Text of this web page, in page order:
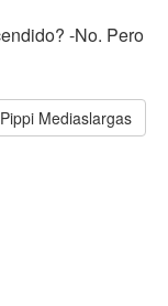
-No. Pero
Mediaslargas